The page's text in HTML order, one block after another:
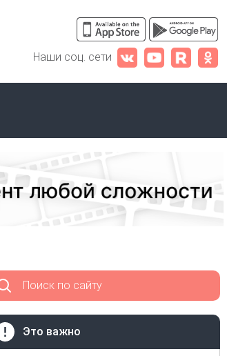
Наши соц. сети
Поиск по сайту
Это важно